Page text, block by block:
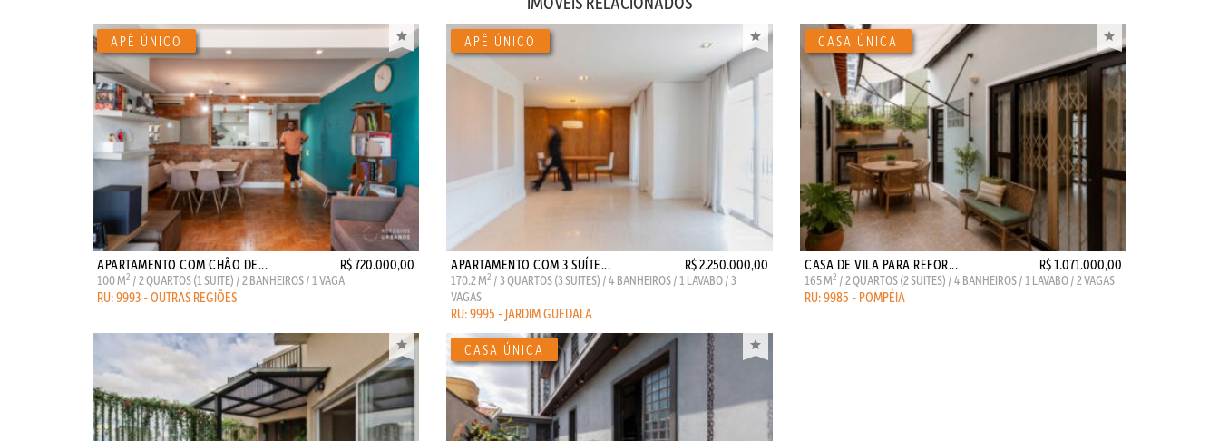
APARTAMENTO COM CHÃO DE... R$ 720.000,00
100 M2 / 2 QUARTOS (1 SUITE) / 2 BANHEIROS / 1 VAGA
RU: 9993 - OUTRAS REGIÕES
APARTAMENTO COM 3 SUÍTE... R$ 2.250.000,00
170.2 M2 / 3 QUARTOS (3 SUITES) / 4 BANHEIROS / 1 LAVABO / 3
VAGAS
RU: 9995 - JARDIM GUEDALA
CASA DE VILA PARA REFOR... R$ 1.071.000,00
165 M2 / 2 QUARTOS (2 SUITES) / 4 BANHEIROS / 1 LAVABO / 2 VAGAS
RU: 9985 - POMPÉIA